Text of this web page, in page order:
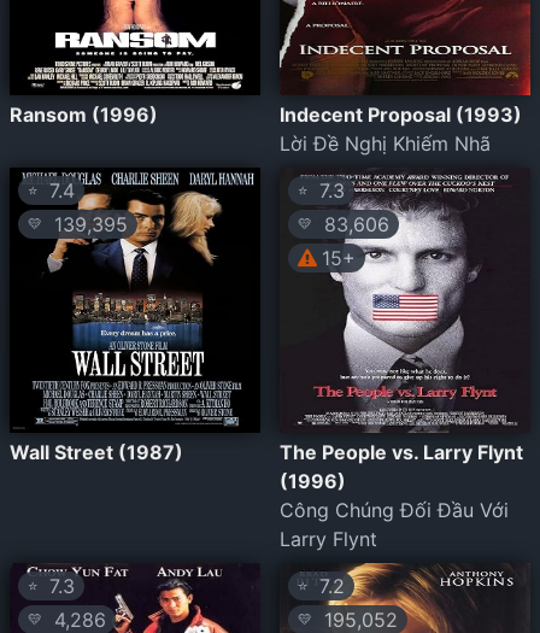
Ransom (1996)
Indecent Proposal (1993)
Lời Đề Nghị Khiếm Nhã
⭐ 7.4
💛 139,395
Wall Street (1987)
⭐ 7.3
💛
83,606
15+
The People vs. Larry Flynt
(1996)
Công Chúng Đối Đầu Với
Larry Flynt
⭐ 7.3
💛 4,286
⭐ 7.2
💛 195,052